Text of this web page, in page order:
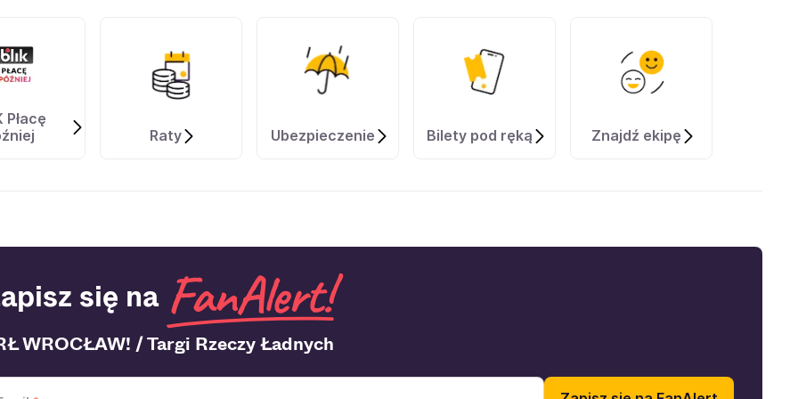
Płacę
Raty Ubezpieczenie Bilety pod ręką Znajdź ekipę
się na
WROCŁAW! / Targi Rzeczy Ładnych